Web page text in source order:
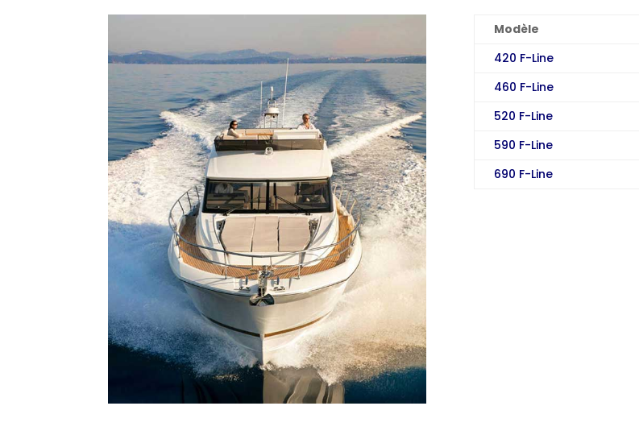
Modèle
420 F-Line
460 F-Line
520 F-Line
590 F-Line
690 F-Line